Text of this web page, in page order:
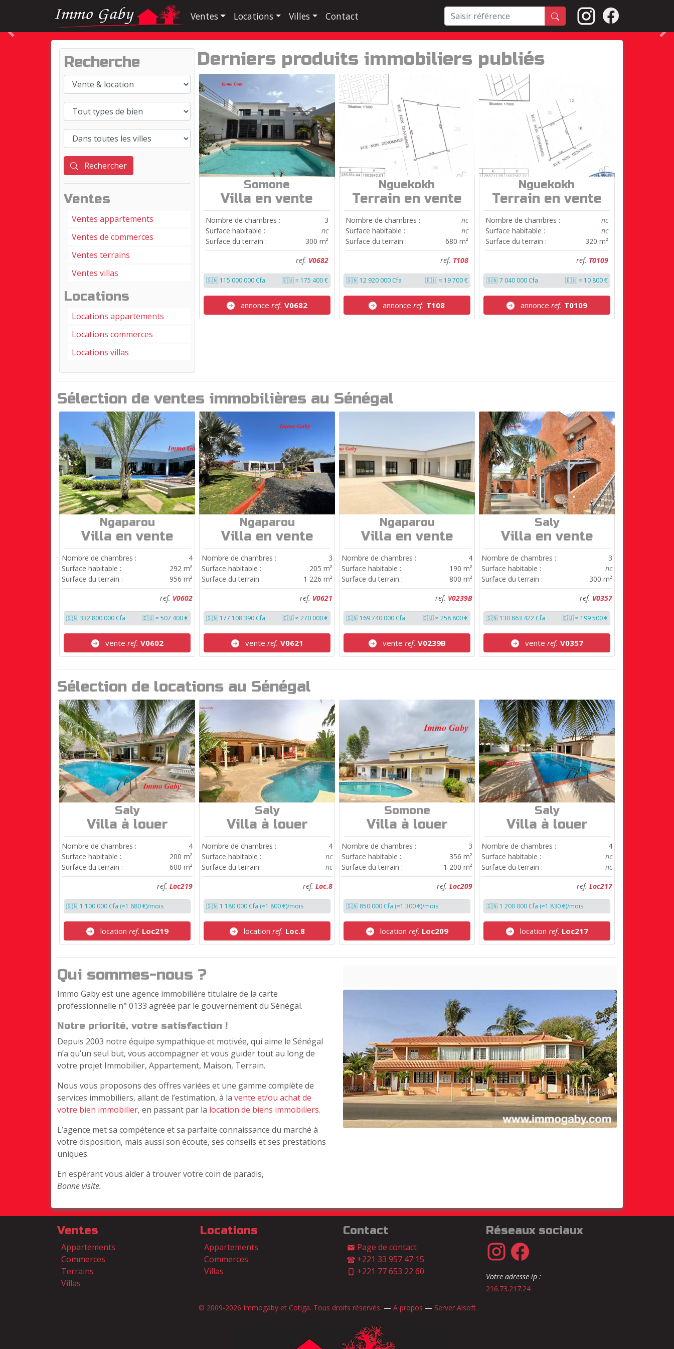
Ventes Locations Villes Contact
Précédent
Recherche
Rechercher
Ventes
Ventes appartements
Ventes de commerces
Ventes terrains
Ventes villas
Locations
Locations appartements
Locations commerces
Locations villas
Derniers produits immobiliers publiés
ref.V0682
Somone
Villa en vente
Nombre de chambres :
3
Surface habitable :
nc
Surface du terrain :
300 m²
ref. V0682
🇸🇳 115 000 000 Cfa 🇪🇺 ≈ 175 400 €
annonce ref. V0682
ref.T108
Nguekokh
Terrain en vente
Nombre de chambres :
nc
Surface habitable :
nc
Surface du terrain :
680 m²
ref. T108
🇸🇳 12 920 000 Cfa 🇪🇺 ≈ 19 700 €
annonceref. T108
ref.T0109
Nguekokh
Terrain en vente
Nombre de chambres :
nc
Surface habitable :
nc
Surface du terrain :
320 m²
ref. T0109
🇸🇳 7 040 000 Cfa 🇪🇺 ≈ 10 800 €
annonce ref. T0109
Sélection de ventes immobilières au Sénégal
ref. V0602
Ngaparou
Villa en vente
Nombre de chambres :
4
Surface habitable :
292 m²
Surface du terrain :
956 m²
ref. V0602
🇸🇳 332 800 000 Cfa 🇪🇺 ≈ 507 400 €
vente ref. V0602
ref. V0621
Ngaparou
Villa en vente
Nombre de chambres :
3
Surface habitable :
205 m²
Surface du terrain :
1 226 m²
ref. V0621
🇸🇳 177 108 390 Cfa 🇪🇺 ≈ 270 000 €
vente ref. V0621
ref. V0239B
Ngaparou
Villa en vente
Nombre de chambres :
4
Surface habitable :
190 m²
Surface du terrain :
800 m²
ref. V0239B
🇸🇳 169 740 000 Cfa 🇪🇺 ≈ 258 800 €
vente ref. V0239B
ref. V0357
Saly
Villa en vente
Nombre de chambres :
3
Surface habitable :
nc
Surface du terrain :
300 m²
ref. V0357
🇸🇳 130 863 422 Cfa 🇪🇺 ≈ 199 500 €
vente ref. V0357
Sélection de locations au Sénégal
ref. Loc219
Saly
Villa à louer
Nombre de chambres :
4
Surface habitable :
200 m²
Surface du terrain :
600 m²
ref. Loc219
🇸🇳 1 100 000 Cfa (≈1 680 €)/mois
location ref. Loc219
ref. Loc.8
Saly
Villa à louer
Nombre de chambres :
4
Surface habitable :
nc
Surface du terrain :
nc
ref. Loc.8
🇸🇳 1 180 000 Cfa (≈1 800 €)/mois
location ref. Loc.8
ref. Loc209
Somone
Villa à louer
Nombre de chambres :
3
Surface habitable :
356 m²
Surface du terrain :
1 200 m²
ref. Loc209
🇸🇳 850 000 Cfa (≈1 300 €)/mois
location ref. Loc209
ref. Loc217
Saly
Villa à louer
Nombre de chambres :
4
Surface habitable :
nc
Surface du terrain :
nc
ref. Loc217
🇸🇳 1 200 000 Cfa (≈1 830 €)/mois
location ref. Loc217
Qui sommes-nous ?
Immo Gaby est une agence immobilière titulaire de la carte
professionnelle n° 0133 agréée par le gouvernement du Sénégal.
Notre priorité, votre satisfaction !
Depuis 2003 notre équipe sympathique et motivée, qui aime le Sénégal
n’a qu’un seul but, vous accompagner et vous guider tout au long de
votre projet Immobilier, Appartement, Maison, Terrain.
Nous vous proposons des offres variées et une gamme complète de
services immobiliers, allant de l’estimation, à la vente et/ou achat de
votre bien immobilier, en passant par la location de biens immobiliers.
L’agence met sa compétence et sa parfaite connaissance du marché à
votre disposition, mais aussi son écoute, ses conseils et ses prestations
uniques.
En espérant vous aider à trouver votre coin de paradis,
Bonne visite.
Ventes
Appartements
Commerces
Terrains
Villas
Locations
Appartements
Commerces
Villas
Contact
Page de contact
+221 33 957 47 15
+221 77 653 22 60
Réseaux sociaux
Votre adresse ip :
216.73.217.24
© 2009-2026 Immogaby et Cotiga. Tous droits réservés. — A propos — Server Alsoft